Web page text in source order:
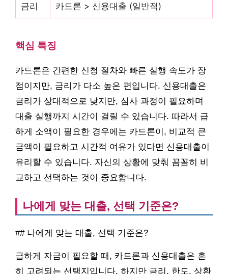
금리 카드론 > 신용대출 (일반적)
핵심 특징
카드론은 간편한 신청 절차와 빠른 실행 속도가 장
점이지만, 금리가 다소 높은 편입니다. 신용대출은
금리가 상대적으로 낮지만, 심사 과정이 필요하며
대출 실행까지 시간이 걸릴 수 있습니다. 따라서 급
하게 소액이 필요한 경우에는 카드론이, 비교적 큰
금액이 필요하고 시간적 여유가 있다면 신용대출이
유리할 수 있습니다. 자신의 상황에 맞춰 꼼꼼히 비
교하고 선택하는 것이 중요합니다.
나에게 맞는 대출, 선택 기준은?
## 나에게 맞는 대출, 선택 기준은?
급하게 자금이 필요할 때, 카드론과 신용대출은 흔
히 고려되는 선택지입니다. 하지만 금리, 한도, 상환